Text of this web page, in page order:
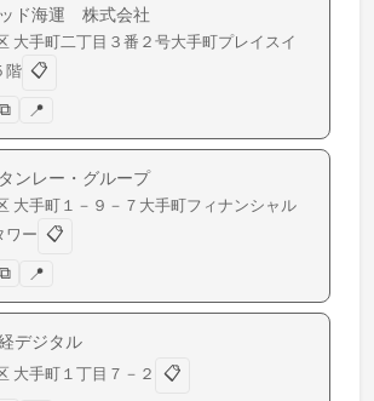
ド海運 株式会社
大手町二丁目３番２号大手町プレイスイ
階 📋
⧉ 📍
ンレー・グループ
大手町 １－９－７大手町フィナンシャル
ワー 📋
⧉ 📍
デジタル
大手町 １丁目７－２
📋